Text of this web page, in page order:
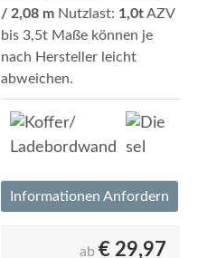
/ 2,08 m Nutzlast: 1,0tAZV
bis 3,5t Maße können je
nach Hersteller leicht
abweichen.
Informationen Anfordern
ab € 29,97